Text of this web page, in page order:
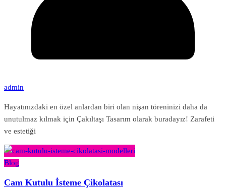
admin
Hayatınızdaki en özel anlardan biri olan nişan töreninizi daha da
unutulmaz kılmak için Çakıltaşı Tasarım olarak buradayız! Zarafeti
ve estetiği
Blog
Cam Kutulu İsteme Çikolatası